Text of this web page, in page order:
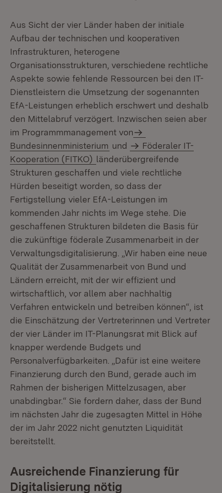
Aus Sicht der vier Länder haben der initiale
Aufbau der technischen und kooperativen
Infrastrukturen, heterogene
Organisationsstrukturen, verschiedene rechtliche
Aspekte sowie fehlende Ressourcen bei den IT-
Dienstleistern die Umsetzung der sogenannten
EfA-Leistungen erheblich erschwert und deshalb
den Mittelabruf verzögert. Inzwischen seien aber
im Programmmanagement von
Bundesinnenministerium und
Föderaler IT-
Kooperation (FITKO) länderübergreifende
Strukturen geschaffen und viele rechtliche
Hürden beseitigt worden, so dass der
Fertigstellung vieler EfA-Leistungen im
kommenden Jahr nichts im Wege stehe. Die
geschaffenen Strukturen bildeten die Basis für
die zukünftige föderale Zusammenarbeit in der
Verwaltungsdigitalisierung. „Wir haben eine neue
Qualität der Zusammenarbeit von Bund und
Ländern erreicht, mit der wir effizient und
wirtschaftlich, vor allem aber nachhaltig
Verfahren entwickeln und betreiben können“, ist
die Einschätzung der Vertreterinnen und Vertreter
der vier Länder im IT-Planungsrat mit Blick auf
knapper werdende Budgets und
Personalverfügbarkeiten. „Dafür ist eine weitere
Finanzierung durch den Bund, gerade auch im
Rahmen der bisherigen Mittelzusagen, aber
unabdingbar.“ Sie fordern daher, dass der Bund
im nächsten Jahr die zugesagten Mittel in Höhe
der im Jahr 2022 nicht genutzten Liquidität
bereitstellt.
Ausreichende Finanzierung für
Digitalisierung nötig